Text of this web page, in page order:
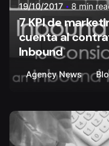
19/10/2017 8 min
7 KPI de
cuenta al
Inbound
Agency News
Posted by
Walter